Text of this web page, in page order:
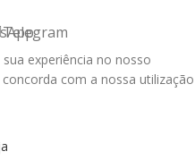
Telegram
experiência no nosso
com a nossa utilização